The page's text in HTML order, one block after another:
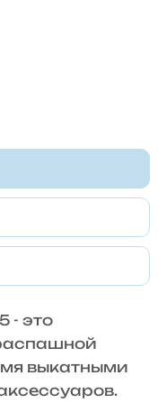
- это
выкатными